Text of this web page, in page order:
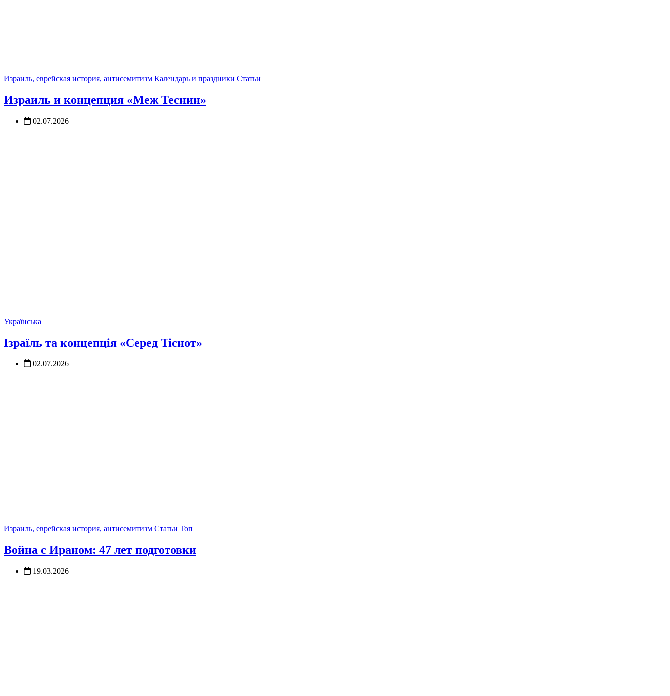
Израиль, еврейская история, антисемитизм Календарь и праздники Статьи
Израиль и концепция «Меж Теснин»
02.07.2026
Українська
Ізраїль та концепція «Серед Тіснот»
02.07.2026
Израиль, еврейская история, антисемитизм Статьи Топ
Война с Ираном: 47 лет подготовки
19.03.2026